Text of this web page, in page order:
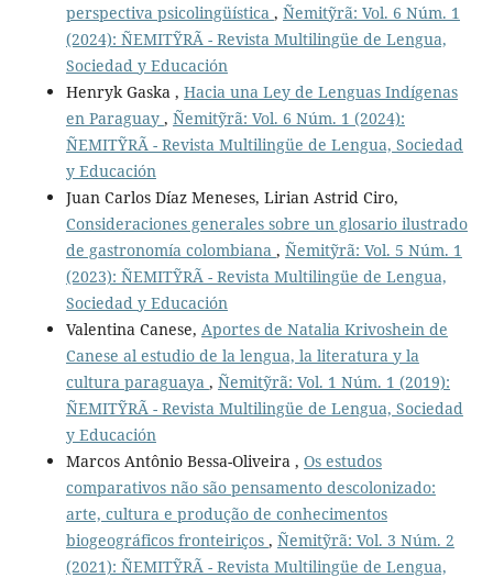
perspectiva psicolingüística , Ñemitỹrã: Vol. 6 Núm. 1
(2024): ÑEMITỸRÃ - Revista Multilingüe de Lengua,
Sociedad y Educación
Henryk Gaska , Hacia una Ley de Lenguas Indígenas
en Paraguay , Ñemitỹrã: Vol. 6 Núm. 1 (2024):
ÑEMITỸRÃ - Revista Multilingüe de Lengua, Sociedad
y Educación
Juan Carlos Díaz Meneses, Lirian Astrid Ciro,
Consideraciones generales sobre un glosario ilustrado
de gastronomía colombiana , Ñemitỹrã: Vol. 5 Núm. 1
(2023): ÑEMITỸRÃ - Revista Multilingüe de Lengua,
Sociedad y Educación
Valentina Canese, Aportes de Natalia Krivoshein de
Canese al estudio de la lengua, la literatura y la
cultura paraguaya , Ñemitỹrã: Vol. 1 Núm. 1 (2019):
ÑEMITỸRÃ - Revista Multilingüe de Lengua, Sociedad
y Educación
Marcos Antônio Bessa-Oliveira , Os estudos
comparativos não são pensamento descolonizado:
arte, cultura e produção de conhecimentos
biogeográficos fronteiriços , Ñemitỹrã: Vol. 3 Núm. 2
(2021): ÑEMITỸRÃ - Revista Multilingüe de Lengua,